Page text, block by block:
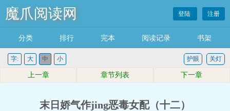
魔爪阅读网 登陆 注册
分类 排行 完本 阅读记录 书架
字: 大 中 小 关灯
护眼
上一章 章节列表 下一章
末日娇气作jing恶毒女配（十二）